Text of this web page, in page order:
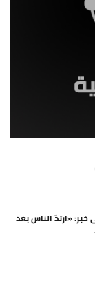
«ارتدّ الناس بعد